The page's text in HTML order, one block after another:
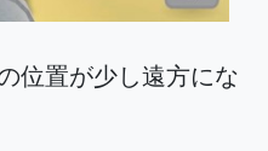
位置が少し遠方にな